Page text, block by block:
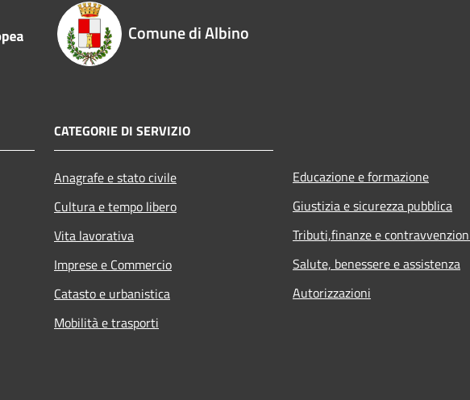
Comune di Albino
CATEGORIE DI SERVIZIO
Anagrafe e stato civile
Cultura e tempo libero
Vita lavorativa
Imprese e Commercio
Catasto e urbanistica
Mobilità e trasporti
Educazione e formazione
Giustizia e sicurezza pubblica
Tributi,finanze e
Salute, benessere e assistenza
Autorizzazioni